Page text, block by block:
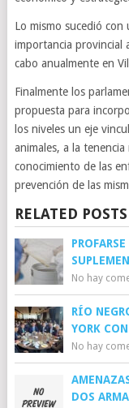
Lo mismo sucedió
importancia provincial
cabo anualmente en
Finalmente los
propuesta para
los niveles un eje
animales, a la
conocimiento de las
prevención de las
RELATED POSTS
No hay
RÍO
YORK
No hay
DOS